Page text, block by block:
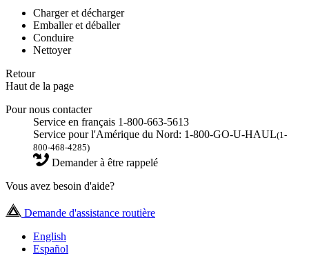
Charger et décharger
Emballer et déballer
Conduire
Nettoyer
Retour
Haut de la page
Pour nous contacter
Service en français 1-800-663-5613
Service pour l'Amérique du Nord: 1-800-GO-U-HAUL(1-
800-468-4285)
Demander à être rappelé
Vous avez besoin d'aide?
Demande d'assistance routière
English
Español